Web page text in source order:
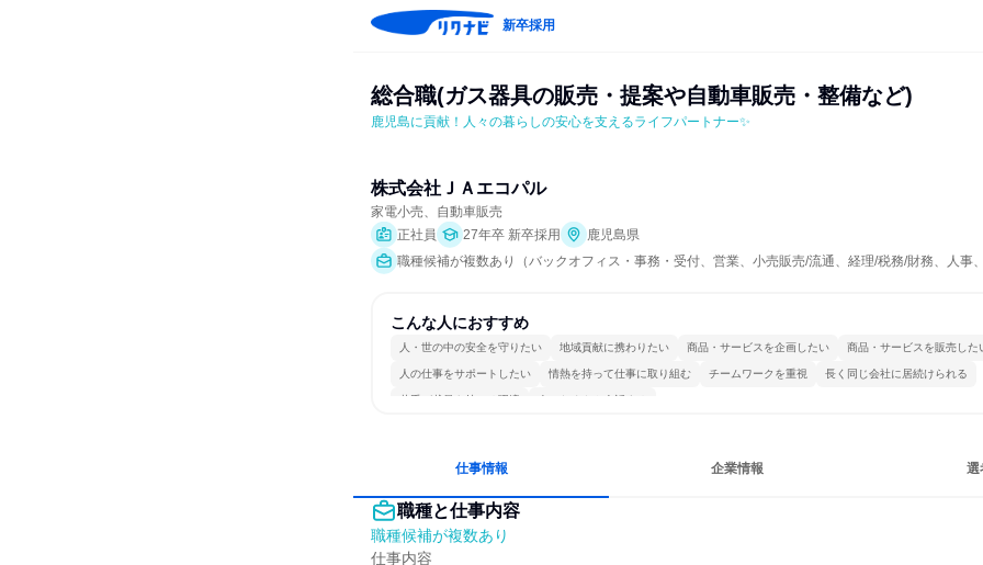
新卒採用
総合職(ガス器具の販売・提案や自動車販売・整備など)
鹿児島に貢献！人々の暮らしの安心を支えるライフパートナー✨
株式会社ＪＡエコパル
家電小売、自動車販売
正社員
27年卒 新卒採用
鹿児島県
職種候補が複数あり（バックオフィス・事務・受付、営業、小売販売/流通、経理/税務/財務、人事
こんな人におすすめ
人・世の中の安全を守りたい 地域貢献に携わりたい 商品・サービスを企画したい 商品・サービスを販売した
人の仕事をサポートしたい 情熱を持って仕事に取り組む チームワークを重視 長く同じ会社に居続けられる
若手が裁量を持てる環境 人とたくさん会話する
仕事情報 企業情報 選
職種と仕事内容
職種候補が複数あり
仕事内容